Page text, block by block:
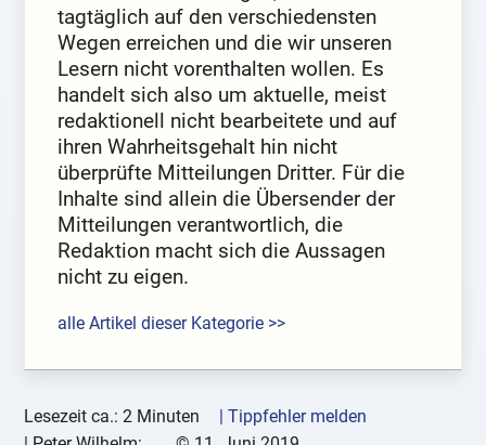
tagtäglich auf den verschiedensten
Wegen erreichen und die wir unseren
Lesern nicht vorenthalten wollen. Es
handelt sich also um aktuelle, meist
redaktionell nicht bearbeitete und auf
ihren Wahrheitsgehalt hin nicht
überprüfte Mitteilungen Dritter. Für die
Inhalte sind allein die Übersender der
Mitteilungen verantwortlich, die
Redaktion macht sich die Aussagen
nicht zu eigen.
alle Artikel dieser Kategorie >>
Lesezeit ca.: 2 Minuten
| Tippfehler melden